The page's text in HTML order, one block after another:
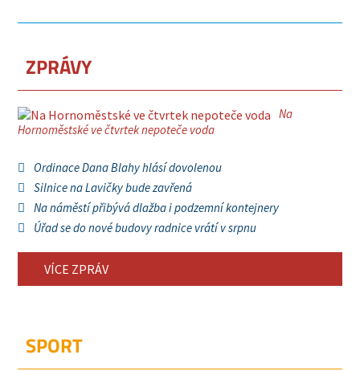
ZPRÁVY
Na
Hornoměstské ve čtvrtek nepoteče voda
Ordinace Dana Blahy hlásí dovolenou
Silnice na Lavičky bude zavřená
Na náměstí přibývá dlažba i podzemní kontejnery
Úřad se do nové budovy radnice vrátí v srpnu
VÍCE ZPRÁV
SPORT